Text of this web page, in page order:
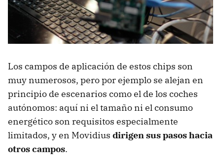
Los campos de aplicación de estos chips son
muy numerosos, pero por ejemplo se alejan en
principio de escenarios como el de los coches
autónomos: aquí ni el tamaño ni el consumo
energético son requisitos especialmente
limitados, y en Movidius dirigen sus pasos hacia
otros campos.